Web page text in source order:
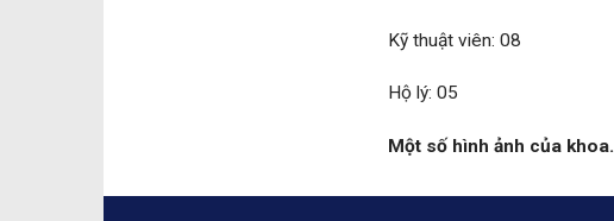
Kỹ thuật viên: 08
Hộ lý: 05
Một số hình ảnh của khoa.